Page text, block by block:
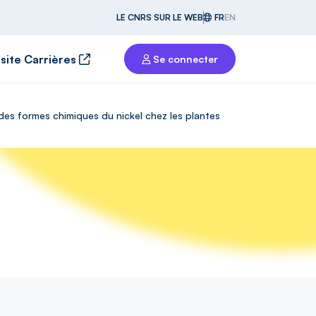
LE CNRS SUR LE WEB FREN
Carrières Se connecter
formes chimiques du nickel chez les plantes